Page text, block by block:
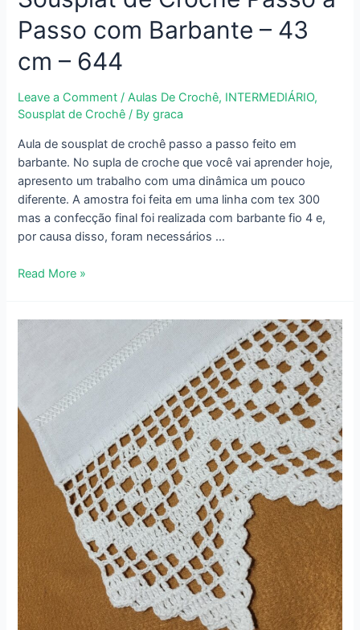
Passo com Barbante – 43
cm – 644
Leave a Comment /Aulas De Crochê, INTERMEDIÁRIO,
Sousplat de Crochê / Bygraca
Aula de sousplat de crochê passo a passo feito em
barbante. No supla de croche que você vai aprender hoje,
apresento um trabalho com uma dinâmica um pouco
diferente. A amostra foi feita em uma linha com tex 300
mas a confecção final foi realizada com barbante fio 4 e,
por causa disso, foram necessários …
Sousplat
Passo
Barbante
–
–
644
Read More »